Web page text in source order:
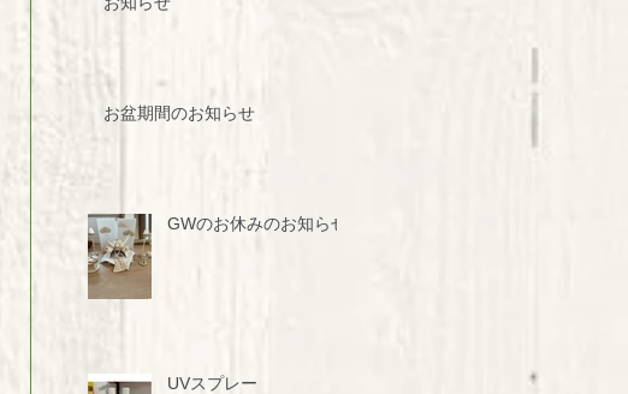
お盆期間のお知らせ
GWのお休みのお知らせ
UVスプレー